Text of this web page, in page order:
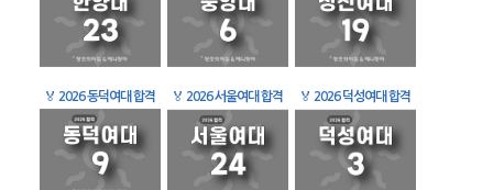
🏅 2026 동덕여대 합격 🏅 2026 서울여대 합격 🏅 2026 덕성여대 합격